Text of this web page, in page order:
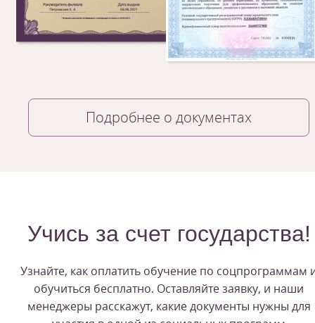
Подробнее о документах
Учись за счет государства!
Узнайте, как оплатить обучение по соцпрограммам
обучиться бесплатно. Оставляйте заявку, и наши
менеджеры расскажут, какие документы нужны для